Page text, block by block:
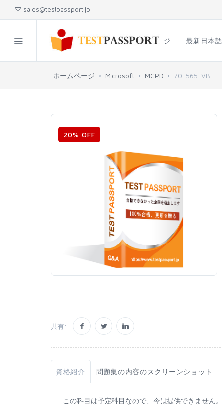
sales@testpassport.jp
ホームページ 最新日本
ホームページ Microsoft MCPD 70-565-VB
20% OFF
共有:
資格紹介 問題集の内容のスクリーンショット
この科目は予定科目なので、今は提供できません